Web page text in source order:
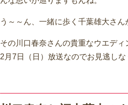
う～～ん、一緒に歩く千葉雄大さん
その川口春奈さんの貴重なウエデ
2月7日（日）放送なのでお見逃しな